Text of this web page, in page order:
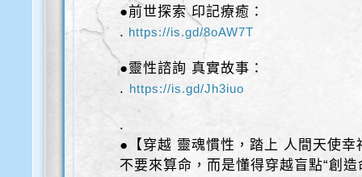
●前世探索 印記療癒：
. https://is.gd/8oAW7T
●靈性諮詢 真實故事：
. https://is.gd/Jh3iuo
.
●【穿越 靈魂慣性，踏上 人間天使幸
不要來算命，而是懂得穿越盲點“創造